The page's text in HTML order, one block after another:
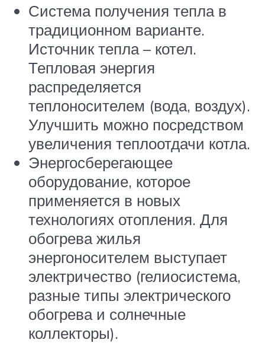
Система получения тепла в
традиционном варианте.
Источник тепла – котел.
Тепловая энергия
распределяется
теплоносителем (вода, воздух).
Улучшить можно посредством
увеличения теплоотдачи котла.
Энергосберегающее
оборудование, которое
применяется в новых
технологиях отопления. Для
обогрева жилья
энергоносителем выступает
электричество (гелиосистема,
разные типы электрического
обогрева и солнечные
коллекторы).